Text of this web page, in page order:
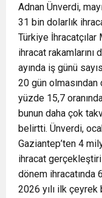
Adnan Ünverdi,
31 bin dolarlık
Türkiye İhracatçılar
ihracat rakamlarını
ayında iş günü
20 gün olmasından
yüzde 15,7
bunun daha çok
belirtti. Ünverdi,
Gaziantep’ten 4
ihracat
dönem ihracatında
2026 yılı ilk